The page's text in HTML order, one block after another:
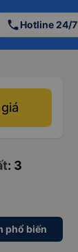
phoneHotline 24/7
: 3
phổ biến